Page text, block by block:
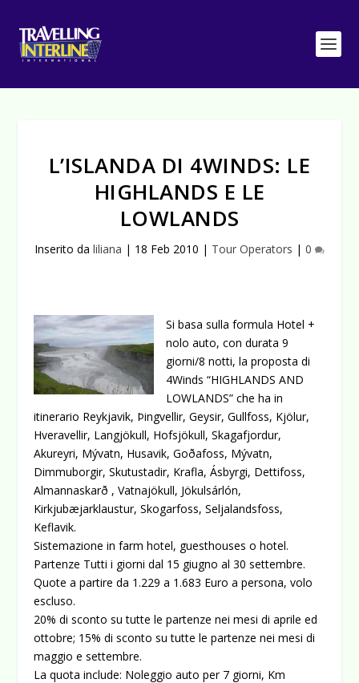
L’ISLANDA DI 4WINDS: LE
HIGHLANDS E LE
LOWLANDS
Inserito da liliana | 18 Feb 2010 | Tour Operators | 0
Si basa sulla formula Hotel +
nolo auto, con durata 9
giorni/8 notti, la proposta di
4Winds “HIGHLANDS AND
LOWLANDS” che ha in
itinerario Reykjavik, Þingvellir, Geysir, Gullfoss, Kjölur,
Hveravellir, Langjökull, Hofsjökull, Skagafjordur,
Akureyri, Mývatn, Husavik, Goðafoss, Mývatn,
Dimmuborgir, Skutustadir, Krafla, Ásbyrgi, Dettifoss,
Almannaskarð , Vatnajökull, Jökulsárlón,
Kirkjubæjarklaustur, Skogarfoss, Seljalandsfoss,
Keflavik.
Sistemazione in farm hotel, guesthouses o hotel.
Partenze Tutti i giorni dal 15 giugno al 30 settembre.
Quote a partire da 1.229 a 1.683 Euro a persona, volo
escluso.
20% di sconto su tutte le partenze nei mesi di aprile ed
ottobre; 15% di sconto su tutte le partenze nei mesi di
maggio e settembre.
La quota include: Noleggio auto per 7 giorni, Km